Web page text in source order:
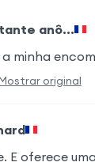
anô...
minha
original
E oferece